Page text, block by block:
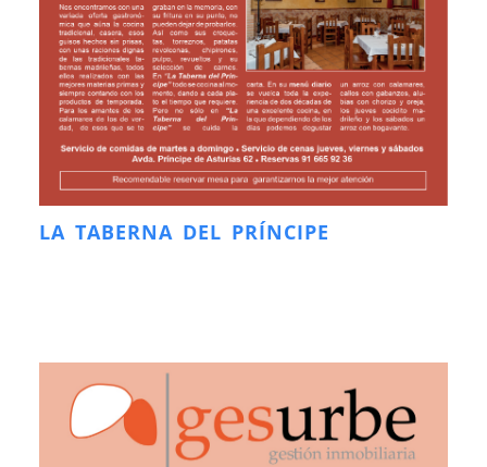
LA TABERNA DEL PRÍNCIPE